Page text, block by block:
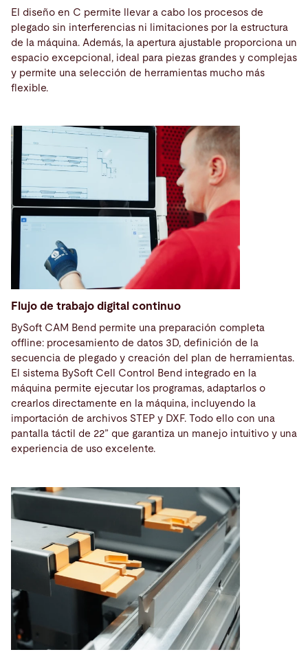
El diseño en C permite llevar a cabo los procesos de
plegado sin interferencias ni limitaciones por la estructura
de la máquina. Además, la apertura ajustable proporciona un
espacio excepcional, ideal para piezas grandes y complejas
y permite una selección de herramientas mucho más
flexible.
Flujo de trabajo digital continuo
BySoft CAM Bend permite una preparación completa
offline: procesamiento de datos 3D, definición de la
secuencia de plegado y creación del plan de herramientas.
El sistema BySoft Cell Control Bend integrado en la
máquina permite ejecutar los programas, adaptarlos o
crearlos directamente en la máquina, incluyendo la
importación de archivos STEP y DXF. Todo ello con una
pantalla táctil de 22” que garantiza un manejo intuitivo y una
experiencia de uso excelente.